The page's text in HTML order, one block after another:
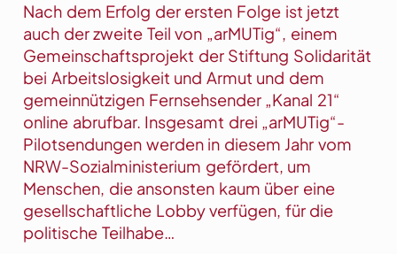
Nach dem Erfolg der ersten Folge ist jetzt
auch der zweite Teil von „arMUTig“, einem
Gemeinschaftsprojekt der Stiftung Solidarität
bei Arbeitslosigkeit und Armut und dem
gemeinnützigen Fernsehsender „Kanal 21“
online abrufbar. Insgesamt drei „arMUTig“-
Pilotsendungen werden in diesem Jahr vom
NRW-Sozialministerium gefördert, um
Menschen, die ansonsten kaum über eine
gesellschaftliche Lobby verfügen, für die
politische Teilhabe…